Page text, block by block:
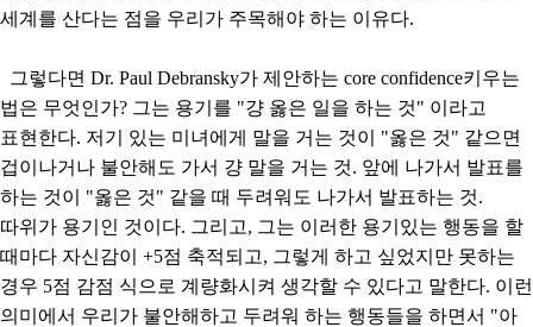
세계를 산다는 점을 우리가 주목해야 하는 이유다.
그렇다면 Dr. Paul Debransky가 제안하는 core confidence키우는
법은 무엇인가? 그는 용기를 "걍 옳은 일을 하는 것" 이라고
표현한다. 저기 있는 미녀에게 말을 거는 것이 "옳은 것" 같으면
겁이나거나 불안해도 가서 걍 말을 거는 것. 앞에 나가서 발표를
하는 것이 "옳은 것" 같을 때 두려워도 나가서 발표하는 것.
따위가 용기인 것이다. 그리고, 그는 이러한 용기있는 행동을 할
때마다 자신감이 +5점 축적되고, 그렇게 하고 싶었지만 못하는
경우 5점 감점 식으로 계량화시켜 생각할 수 있다고 말한다. 이런
의미에서 우리가 불안해하고 두려워 하는 행동들을 하면서 "아